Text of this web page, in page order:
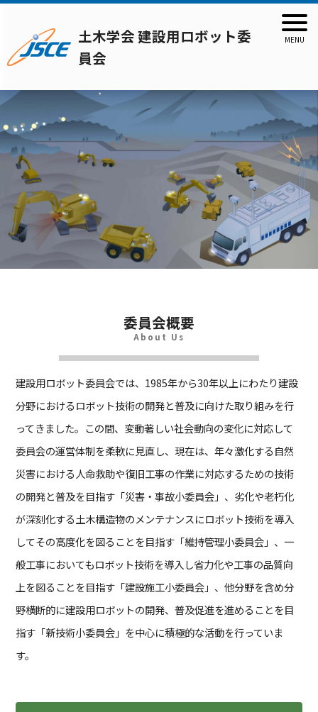
土木学会 建設用ロボット委
員会
委員会概要
About Us
建設用ロボット委員会では、1985年から30年以上にわたり建設
分野におけるロボット技術の開発と普及に向けた取り組みを行
ってきました。この間、変動著しい社会動向の変化に対応して
委員会の運営体制を柔軟に見直し、現在は、年々激化する自然
災害における人命救助や復旧工事の作業に対応するための技術
の開発と普及を目指す「災害・事故小委員会」、劣化や老朽化
が深刻化する土木構造物のメンテナンスにロボット技術を導入
してその高度化を図ることを目指す「維持管理小委員会」、一
般工事においてもロボット技術を導入し省力化や工事の品質向
上を図ることを目指す「建設施工小委員会」、他分野を含め分
野横断的に建設用ロボットの開発、普及促進を進めることを目
指す「新技術小委員会」を中心に積極的な活動を行っていま
す。